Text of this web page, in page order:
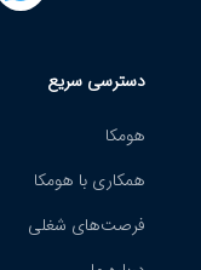
دسترسی سریع
هومکا
همکاری با هومکا
فرصت‌های شغلی